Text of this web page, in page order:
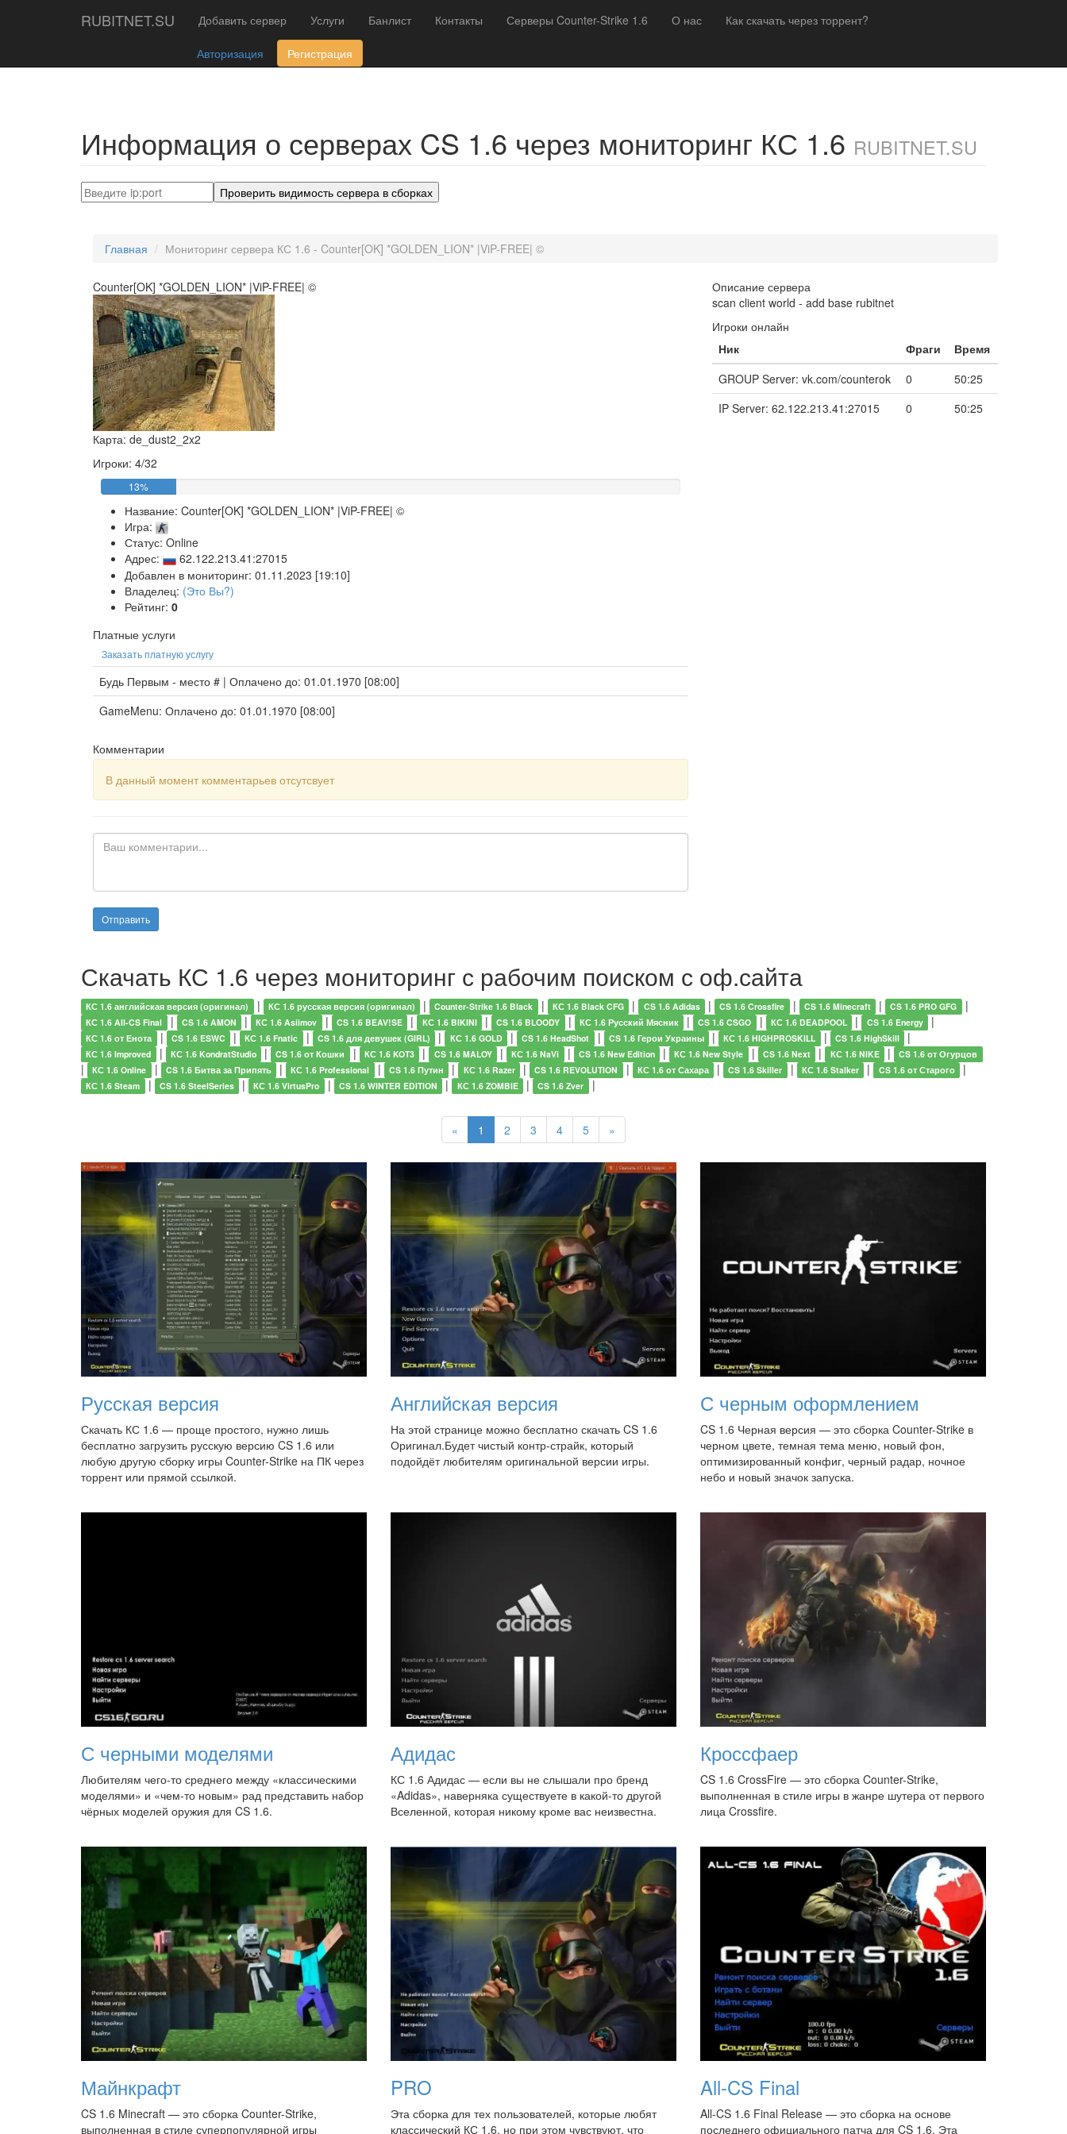
RUBITNET.SU Добавить сервер Услуги Банлист Контакты Серверы Counter-Strike 1.6 О нас Как скачать через торрент?
Авторизация Регистрация
Информация о серверах CS 1.6 через мониторинг КС 1.6 RUBITNET.SU
Проверить видимость сервера в сборках
Главная Мониторинг сервера КС 1.6 - Counter[OK] *GOLDEN_LION* |ViP-FREE| ©
Counter[OK] *GOLDEN_LION* |ViP-FREE| ©
Карта: de_dust2_2x2
Игроки: 4/32
13%
Название: Counter[OK] *GOLDEN_LION* |ViP-FREE| ©
Игра:
Статус: Online
Адрес:
62.122.213.41:27015
Добавлен в мониторинг: 01.11.2023 [19:10]
Владелец: (Это Вы?)
Рейтинг: 0
Платные услуги
Заказать платную услугу
Будь Первым - место # | Оплачено до: 01.01.1970 [08:00]
GameMenu: Оплачено до: 01.01.1970 [08:00]
Комментарии
В данный момент комментарьев отсутсвует
Описание сервера
scan client world - add base rubitnet
Игроки онлайн
Ник
Фраги
Время
GROUP Server: vk.com/counterok
0
50:25
IP Server: 62.122.213.41:27015
0 50:25
Скачать КС 1.6 через мониторинг с рабочим поиском с оф.сайта
КС 1.6 английская версия (оригинал) | КС 1.6 русская версия (оригинал) | Counter-Strike 1.6 Black | КС 1.6 Black CFG | CS 1.6 Adidas | CS 1.6 Crossfire | CS 1.6 Minecraft | CS 1.6 PRO GFG |
КС 1.6 All-CS Final | CS 1.6 AMON | КС 1.6 Asiimov | CS 1.6 BEAV!SE | КС 1.6 BIKINI | CS 1.6 BLOODY | КС 1.6 Русский Мясник | CS 1.6 CSGO | КС 1.6 DEADPOOL | CS 1.6 Energy |
КС 1.6 от Енота | CS 1.6 ESWC | КС 1.6 Fnatic | CS 1.6 для девушек (GIRL) | КС 1.6 GOLD | CS 1.6 HeadShot | CS 1.6 Герои Украины | КС 1.6 HIGHPROSKILL | CS 1.6 HighSkill |
КС 1.6 Improved | КС 1.6 KondratStudio | CS 1.6 от Кошки | КС 1.6 KOT3 | CS 1.6 MALOY | КС 1.6 NaVi | CS 1.6 New Edition | КС 1.6 New Style | CS 1.6 Next | КС 1.6 NIKE | CS 1.6 от Огурцов
| КС 1.6 Online | CS 1.6 Битва за Припять | КС 1.6 Professional | CS 1.6 Путин | КС 1.6 Razer | CS 1.6 REVOLUTION | КС 1.6 от Сахара | CS 1.6 Skiller | КС 1.6 Stalker | CS 1.6 от Старого |
КС 1.6 Steam | CS 1.6 SteelSeries | КС 1.6 VirtusPro | CS 1.6 WINTER EDITION | КС 1.6 ZOMBIE | CS 1.6 Zver |
« 1 2 3 4 5 »
Русская версия
Скачать КС 1.6 — проще простого, нужно лишь
бесплатно загрузить русскую версию CS 1.6 или
любую другую сборку игры Counter-Strike на ПК через
торрент или прямой ссылкой.
Английская версия
На этой странице можно бесплатно скачать CS 1.6
Оригинал.Будет чистый контр-страйк, который
подойдёт любителям оригинальной версии игры.
С черным оформлением
CS 1.6 Черная версия — это сборка Counter-Strike в
черном цвете, темная тема меню, новый фон,
оптимизированный конфиг, черный радар, ночное
небо и новый значок запуска.
С черными моделями
Любителям чего-то среднего между «классическими
моделями» и «чем-то новым» рад представить набор
чёрных моделей оружия для CS 1.6.
Адидас
КС 1.6 Адидас — если вы не слышали про бренд
«Adidas», наверняка существуете в какой-то другой
Вселенной, которая никому кроме вас неизвестна.
Кроссфаер
CS 1.6 CrossFire — это сборка Counter-Strike,
выполненная в стиле игры в жанре шутера от первого
лица Crossfire.
Майнкрафт
CS 1.6 Minecraft — это сборка Counter-Strike,
выполненная в стиле суперпопулярной игры
PRO
Эта сборка для тех пользователей, которые любят
классический КС 1.6, но при этом чувствуют, что
All-CS Final
All-CS 1.6 Final Release — это сборка на основе
последнего официального патча для CS 1.6. Эта